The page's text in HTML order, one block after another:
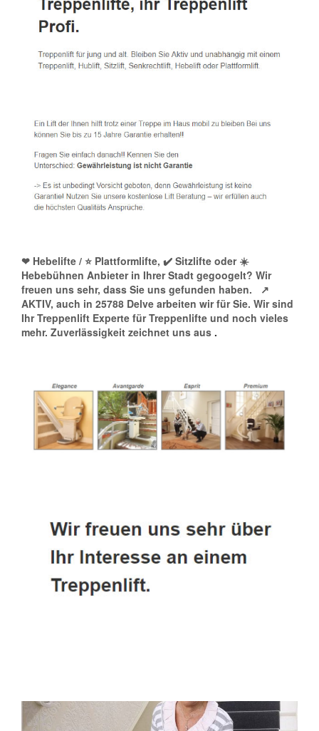
❤ Hebelifte / ⭐ Plattformlifte, ✔️ Sitzlifte oder ☀️
Hebebühnen Anbieter in Ihrer Stadt gegoogelt? Wir
freuen uns sehr, dass Sie uns gefunden haben.
↗️
AKTIV, auch in 25788 Delve arbeiten wir für Sie. Wir sind
Ihr Treppenlift Experte für Treppenlifte und noch vieles
mehr. Zuverlässigkeit zeichnet uns aus .